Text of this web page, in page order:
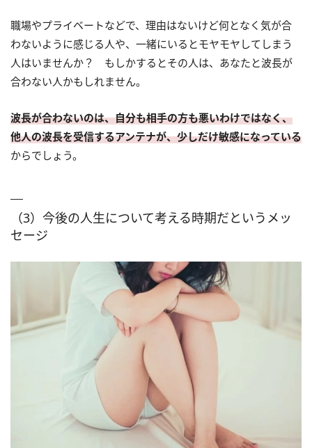
職場やプライベートなどで、理由はないけど何となく気が合
わないように感じる人や、一緒にいるとモヤモヤしてしまう
人はいませんか？ もしかするとその人は、あなたと波長が
合わない人かもしれません。
波長が合わないのは、自分も相手の方も悪いわけではなく、
他人の波長を受信するアンテナが、少しだけ敏感になっている
からでしょう。
（3）今後の人生について考える時期だというメッ
セージ